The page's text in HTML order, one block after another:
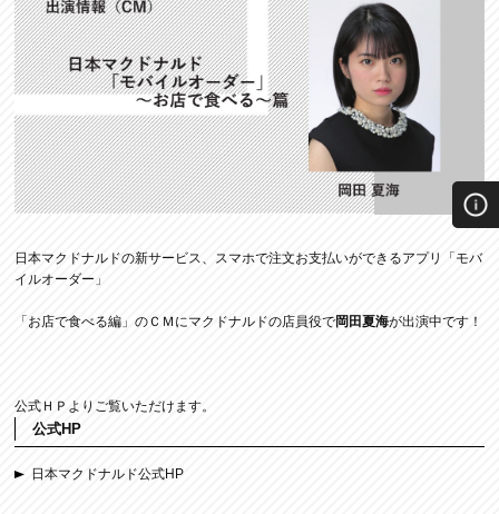
日本マクドナルドの新サービス、スマホで注文お支払いができるアプリ「モバ
イルオーダー」
「お店で食べる編」のＣＭにマクドナルドの店員役で岡田夏海が出演中です！
公式ＨＰよりご覧いただけます。
公式HP
日本マクドナルド公式HP